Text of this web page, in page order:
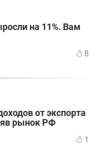
на 11%. Вам
8
от экспорта
рынок РФ
1